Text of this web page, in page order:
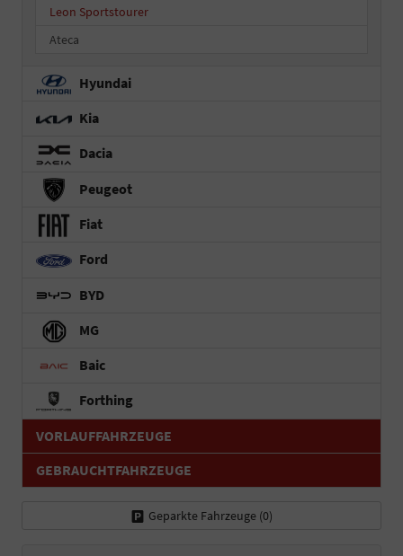
Leon Sportstourer
Ateca
Hyundai
Kia
Dacia
Peugeot
Fiat
Ford
BYD
MG
Baic
Forthing
VORLAUFFAHRZEUGE
GEBRAUCHTFAHRZEUGE
Geparkte Fahrzeuge (0)